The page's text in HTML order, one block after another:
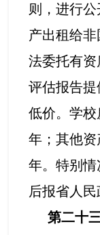
则，进行
产出租给
法委托有
评估报告
低价。学
年；其他
年。特别
后报省人民
第二十